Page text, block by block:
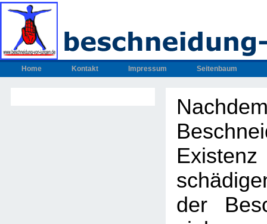
Home Kontakt Impressum Seitenbaum
der